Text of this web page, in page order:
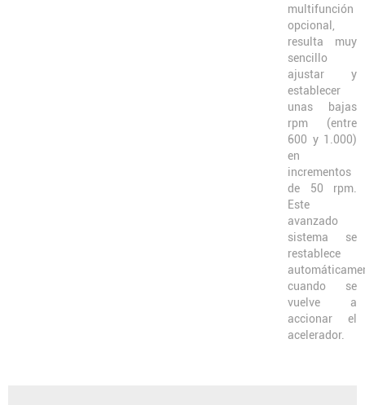
multifunción
opcional,
resulta muy
sencillo
ajustar y
establecer
unas bajas
rpm (entre
600 y 1.000)
en
incrementos
de 50 rpm.
Este
avanzado
sistema se
restablece
cuando se
vuelve a
accionar el
acelerador.